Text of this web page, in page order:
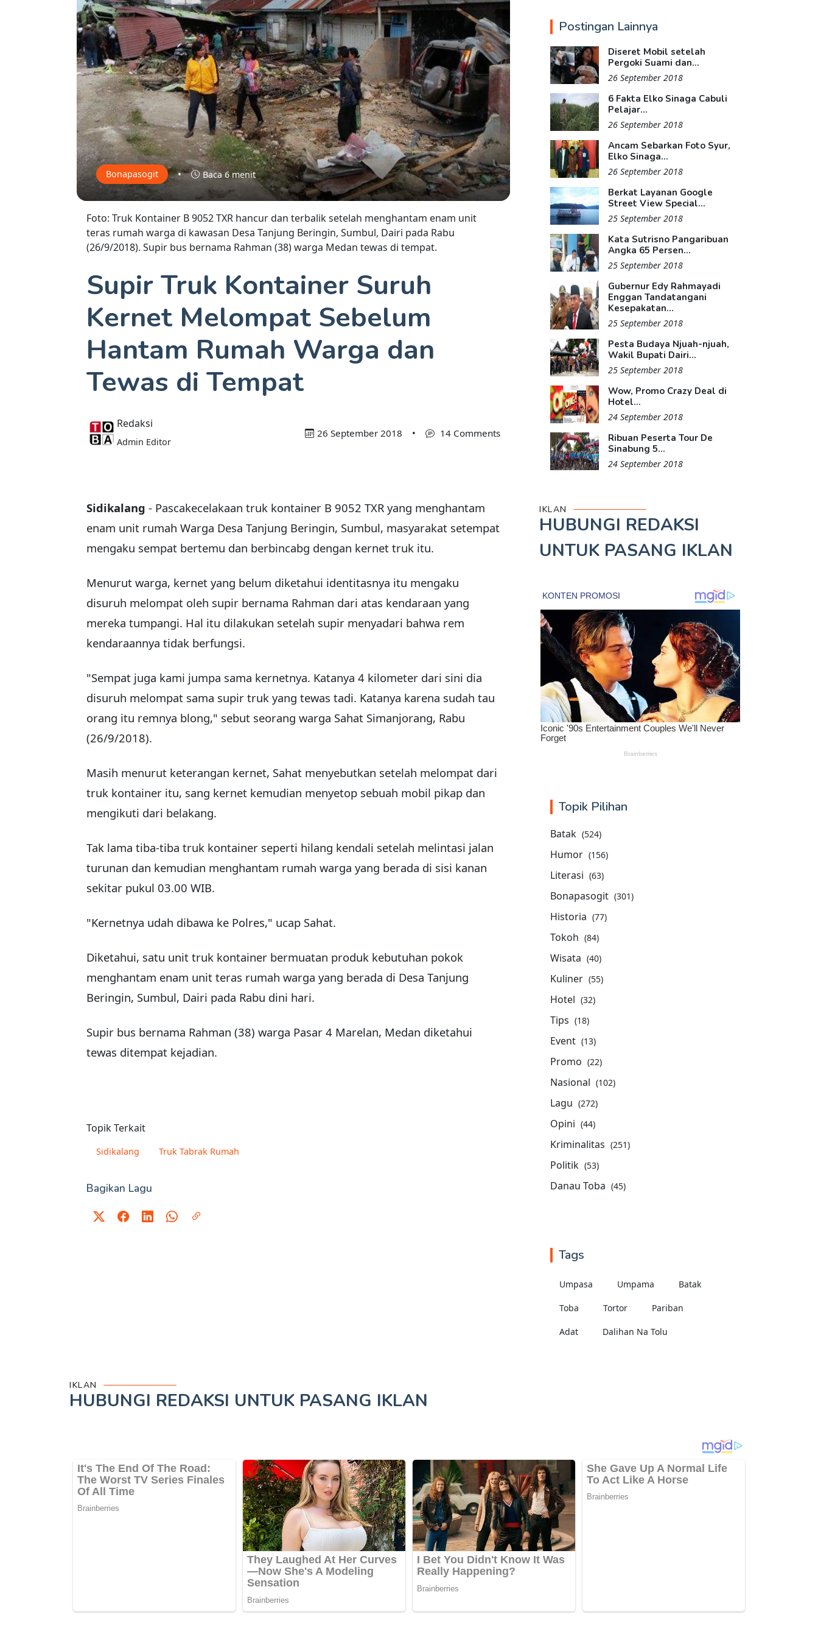
Bonapasogit • Baca 6 menit
Foto: Truk Kontainer B 9052 TXR hancur dan terbalik setelah menghantam enam unit
teras rumah warga di kawasan Desa Tanjung Beringin, Sumbul, Dairi pada Rabu
(26/9/2018). Supir bus bernama Rahman (38) warga Medan tewas di tempat.
Supir Truk Kontainer Suruh
Kernet Melompat Sebelum
Hantam Rumah Warga dan
Tewas di Tempat
Redaksi
Admin Editor
26 September 2018 • 14 Comments
Sidikalang - Pascakecelakaan truk kontainer B 9052 TXR yang menghantam
enam unit rumah Warga Desa Tanjung Beringin, Sumbul, masyarakat setempat
mengaku sempat bertemu dan berbincabg dengan kernet truk itu.
Menurut warga, kernet yang belum diketahui identitasnya itu mengaku
disuruh melompat oleh supir bernama Rahman dari atas kendaraan yang
mereka tumpangi. Hal itu dilakukan setelah supir menyadari bahwa rem
kendaraannya tidak berfungsi.
"Sempat juga kami jumpa sama kernetnya. Katanya 4 kilometer dari sini dia
disuruh melompat sama supir truk yang tewas tadi. Katanya karena sudah tau
orang itu remnya blong," sebut seorang warga Sahat Simanjorang, Rabu
(26/9/2018).
Masih menurut keterangan kernet, Sahat menyebutkan setelah melompat dari
truk kontainer itu, sang kernet kemudian menyetop sebuah mobil pikap dan
mengikuti dari belakang.
Tak lama tiba-tiba truk kontainer seperti hilang kendali setelah melintasi jalan
turunan dan kemudian menghantam rumah warga yang berada di sisi kanan
sekitar pukul 03.00 WIB.
"Kernetnya udah dibawa ke Polres," ucap Sahat.
Diketahui, satu unit truk kontainer bermuatan produk kebutuhan pokok
menghantam enam unit teras rumah warga yang berada di Desa Tanjung
Beringin, Sumbul, Dairi pada Rabu dini hari.
Supir bus bernama Rahman (38) warga Pasar 4 Marelan, Medan diketahui
tewas ditempat kejadian.
Topik Terkait
Sidikalang Truk Tabrak Rumah
Bagikan Lagu
Postingan Lainnya
Diseret Mobil setelah
Pergoki Suami dan...
26 September 2018
6 Fakta Elko Sinaga Cabuli
Pelajar...
26 September 2018
Ancam Sebarkan Foto Syur,
Elko Sinaga...
26 September 2018
Berkat Layanan Google
Street View Special...
25 September 2018
Kata Sutrisno Pangaribuan
Angka 65 Persen...
25 September 2018
Gubernur Edy Rahmayadi
Enggan Tandatangani
Kesepakatan...
25 September 2018
Pesta Budaya Njuah-njuah,
Wakil Bupati Dairi...
25 September 2018
Wow, Promo Crazy Deal di
Hotel...
24 September 2018
Ribuan Peserta Tour De
Sinabung 5...
24 September 2018
IKLAN
HUBUNGI REDAKSI
UNTUK PASANG IKLAN
Topik Pilihan
Batak (524)
Humor (156)
Literasi (63)
Bonapasogit (301)
Historia (77)
Tokoh (84)
Wisata (40)
Kuliner (55)
Hotel (32)
Tips (18)
Event (13)
Promo (22)
Nasional (102)
Lagu (272)
Opini (44)
Kriminalitas (251)
Politik (53)
Danau Toba (45)
Tags
Umpasa Umpama Batak
Toba Tortor Pariban
Adat Dalihan Na Tolu
IKLAN
HUBUNGI REDAKSI UNTUK PASANG IKLAN